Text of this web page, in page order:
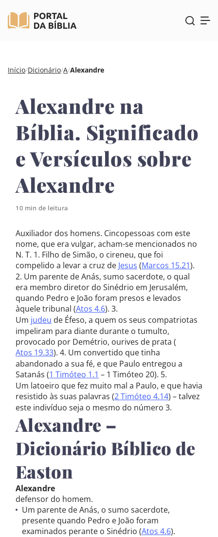
Pular
conteúdo
Início/Dicionário/A/Alexandre
Alexandre na
Bíblia. Significado
e Versículos sobre
Alexandre
10 min de leitura
Auxiliador dos homens. Cincopessoas com este
nome, que era vulgar, acham-se mencionados no
N. T. 1. Filho de Simão, o cireneu, que foi
compelido a levar a cruz de Jesus (Marcos 15.21).
2. Um parente de Anás, sumo sacerdote, o qual
era membro diretor do Sinédrio em Jerusalém,
quando Pedro e João foram presos e levados
àquele tribunal (Atos 4.6). 3.
Um judeu de Éfeso, a quem os seus compatriotas
impeliram para diante durante o tumulto,
provocado por Demétrio, ourives de prata (
Atos 19.33). 4. Um convertido que tinha
abandonado a sua fé, e que Paulo entregou a
Satanás (1 Timóteo 1.1 – 1 Timóteo 20). 5.
Um latoeiro que fez muito mal a Paulo, e que havia
resistido às suas palavras (2 Timóteo 4.14) – talvez
este indivíduo seja o mesmo do número 3.
Alexandre –
Dicionário Bíblico de
Easton
Alexandre
defensor do homem.
Um parente de Anás, o sumo sacerdote,
presente quando Pedro e João foram
examinados perante o Sinédrio (Atos 4.6).